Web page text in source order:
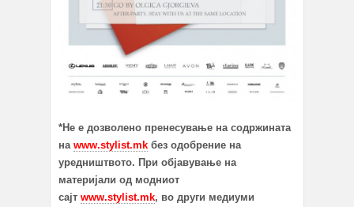
*Не е дозволено пренесување на содржината
на www.stylist.mk без одобрение на
уредништвото. При објавување на
материјали од модниот
сајт www.stylist.mk, во други медиуми